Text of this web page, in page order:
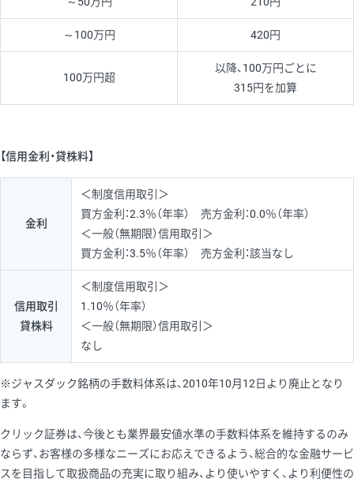
～100万円 420円
100万円超
以降、100万円ごとに
315円を加算
【信用金利・貸株料】
金利
＜制度信用取引＞
買方金利：2.3％（年率） 売方金利：0.0％（年率）
＜一般（無期限）信用取引＞
買方金利：3.5％（年率） 売方金利：該当なし
信用取引
貸株料
＜制度信用取引＞
1.10％（年率）
＜一般（無期限）信用取引＞
なし
※ジャスダック銘柄の手数料体系は、2010年10月12日より廃止となり
ます。
クリック証券は、今後とも業界最安値水準の手数料体系を維持するのみ
ならず、お客様の多様なニーズにお応えできるよう、総合的な金融サービ
スを目指して取扱商品の充実に取り組み、より使いやすく、より利便性の